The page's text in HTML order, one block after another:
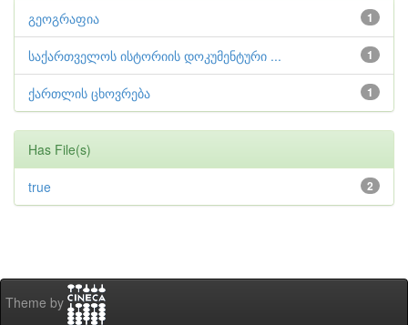
1
გეოგრაფია
1
საქართველოს ისტორიის დოკუმენტური ...
1
ქართლის ცხოვრება
Has File(s)
2
true
Theme by